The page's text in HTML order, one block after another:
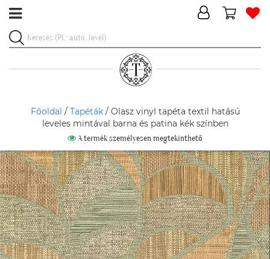
Főoldal / Tapéták/ Olasz vinyl tapéta textil hatású
leveles mintával barna és patina kék színben
A termék személyesen megtekinthető